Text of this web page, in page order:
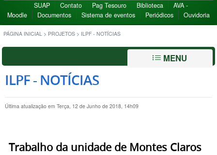
SUAP Contato Pag Tesouro Biblioteca
AVA -
Moodle
Documentos Sistema de eventos Periódicos Ouvidoria
PÁGINA INICIAL > PROJETOS > ILPF - NOTÍCIAS
MENU
ILPF - NOTÍCIAS
Última atualização em Terça, 12 de Junho de 2018, 14h09
Trabalho da unidade de Montes Claros